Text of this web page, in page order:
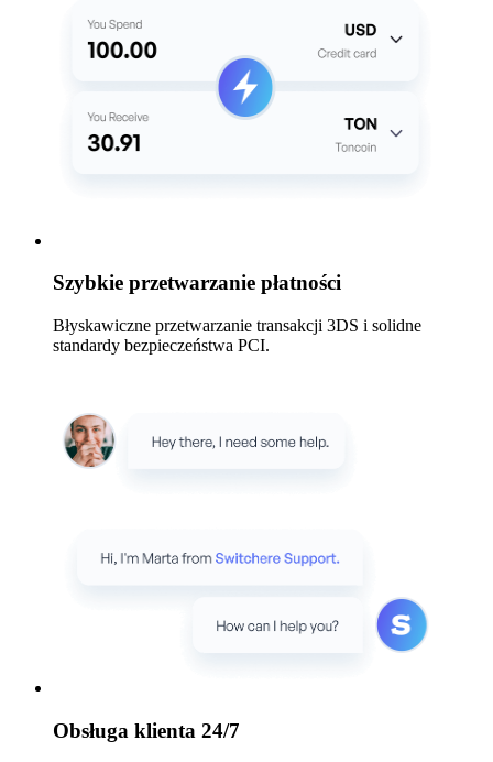
Szybkie przetwarzanie płatności
Błyskawiczne przetwarzanie transakcji 3DS i solidne
standardy bezpieczeństwa PCI.
Obsługa klienta 24/7